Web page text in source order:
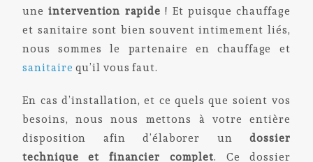
uneintervention rapide ! Et puisque chauffage
et sanitaire sont bien souvent intimement liés,
nous sommes le partenaire en chauffage et
sanitaire qu’il vous faut.
En cas d’installation, et ce quels que soient vos
besoins, nous nous mettons à votre entière
disposition afin d’élaborer undossier
technique et financier complet. Ce dossier